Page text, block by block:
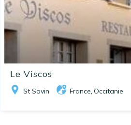
Le Viscos
St Savin France, Occitanie